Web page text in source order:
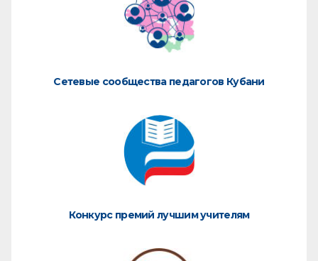
Сетевые сообщества педагогов Кубани
Конкурс премий лучшим учителям